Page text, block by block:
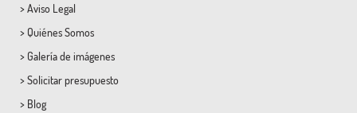
> Aviso Legal
> Quiénes Somos
> Galería de imágenes
> Solicitar presupuesto
> Blog